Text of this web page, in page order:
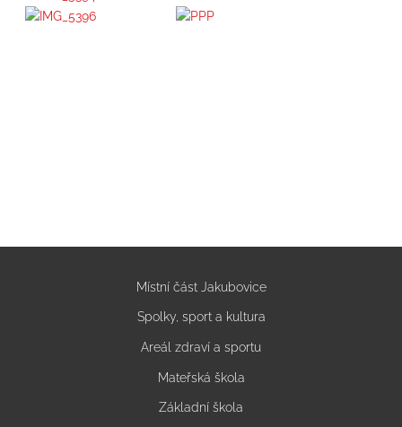
Místní část Jakubovice
Spolky, sport a kultura
Areál zdraví a sportu
Mateřská škola
Základní škola